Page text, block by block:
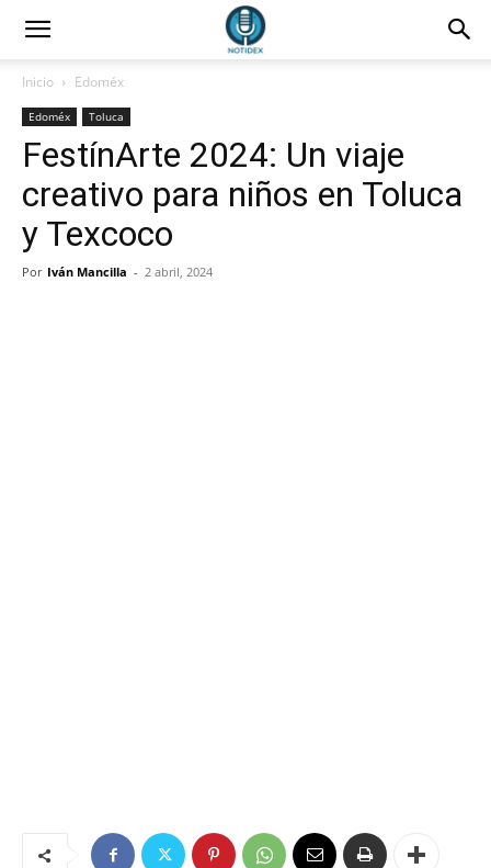
Inicio Edoméx
Edoméx Toluca
FestínArte 2024: Un viaje
creativo para niños en Toluca
y Texcoco
Por Iván Mancilla - 2 abril, 2024